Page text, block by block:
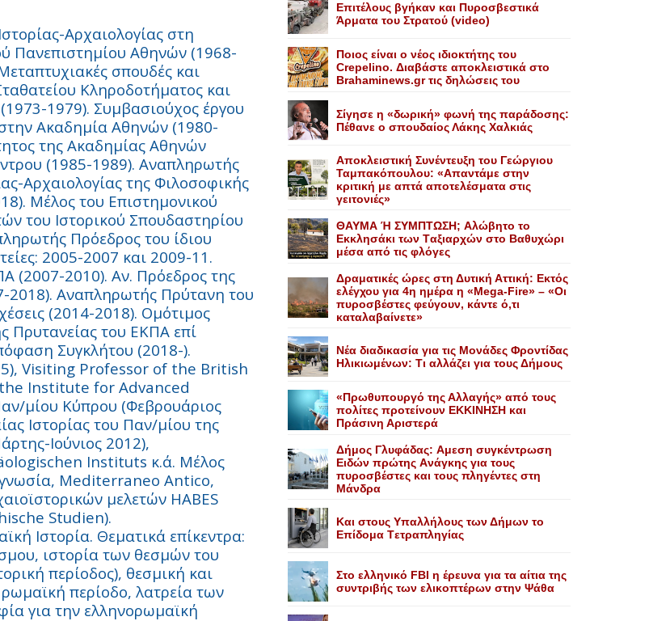
Αρχαιολογίας στη
Πανεπιστημίου Αθηνών (1968-
σπουδές και
Κληροδοτήματος και
1979). Συμβασιούχος έργου
στην Ακαδημία Αθηνών (1980-
της Ακαδημίας Αθηνών
(1985-1989). Αναπληρωτής
Αρχαιολογίας της Φιλοσοφικής
Μέλος του Επιστημονικού
του Ιστορικού Σπουδαστηρίου
Πρόεδρος του ίδιου
2005-2007 και 2009-11.
(2007-2010). Αν. Πρόεδρος της
2018). Αναπληρωτής Πρύτανη του
(2014-2018). Ομότιμος
Πρυτανείας του ΕΚΠΑ επί
Συγκλήτου (2018-).
Visiting Professor of the British
Institute for Advanced
μίου Κύπρου (Φεβρουάριος
Ιστορίας του Παν/μίου της
Ιούνιος 2012),
Instituts κ.ά. Μέλος
Mediterraneo Antico,
μελετών HABES
Studien).
Ιστορία. Θεματικά επίκεντρα:
ιστορία των θεσμών του
περίοδος), θεσμική και
περίοδο, λατρεία των
για την ελληνορωμαϊκή
Επιτέλους βγήκαν και Πυροσβεστικά
Άρματα του Στρατού (video)
Ποιος είναι ο νέος ιδιοκτήτης του
Crepelino. Διαβάστε αποκλειστικά στο
Brahaminews.gr τις δηλώσεις του
Σίγησε η «δωρική» φωνή της παράδοσης:
Πέθανε o σπουδαίος Λάκης Xαλκιάς
Αποκλειστική Συνέντευξη του Γεώργιου
Ταμπακόπουλου: «Απαντάμε στην
κριτική με απτά αποτελέσματα στις
γειτονιές»
ΘΑΥΜΑ Ή ΣΥΜΠΤΩΣΗ; Aλώβητο το
Eκκλησάκι των Tαξιαρχών στο Bαθυχώρι
μέσα από τις φλόγες
Δραματικές ώρες στη Δυτική Αττική: Εκτός
ελέγχου για 4η ημέρα η «Mega-Fire» – «Οι
πυροσβέστες φεύγουν, κάντε ό,τι
καταλαβαίνετε»
Nέα διαδικασία για τις Mονάδες Φροντίδας
Hλικιωμένων: Tι αλλάζει για τους Δήμους
«Πρωθυπουργό της Αλλαγής» από τους
πολίτες προτείνουν EKKINHΣΗ και
Πράσινη Αριστερά
Δήμος Γλυφάδας: Aμεση συγκέντρωση
Eιδών πρώτης Aνάγκης για τους
πυροσβέστες και τους πληγέντες στη
Mάνδρα
Kαι στους Yπαλλήλους των Δήμων το
Eπίδομα Tετραπληγίας
Στο ελληνικό FBI η έρευνα για τα αίτια της
συντριβής των ελικοπτέρων στην Ψάθα